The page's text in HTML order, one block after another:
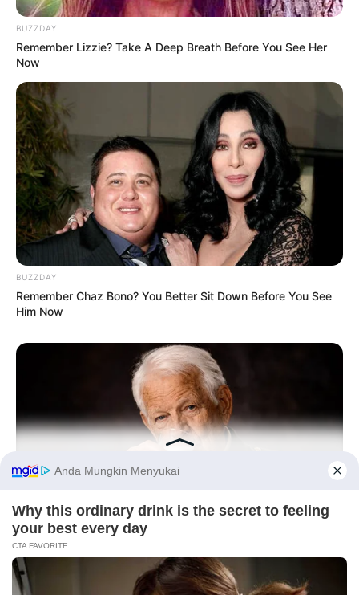
Tampil Lebih Modern, 7 Potret
Hasil Renovasi Rumah Berusia
90 Tahun
PRIVACY POLICY DISCLAIMER HUBUNGI KAMI IKLAN
BUZZDAY
Remember Lizzie? Take A Deep Breath Before You See Her
Now
BUZZDAY
Remember Chaz Bono? You Better Sit Down Before You See
Him Now
NEUROMIND PRO
Japan's Greatest Doctors Say Memory Loss Isn't Age: Just
Stop Drinking These 3 Beverages
Before You Go